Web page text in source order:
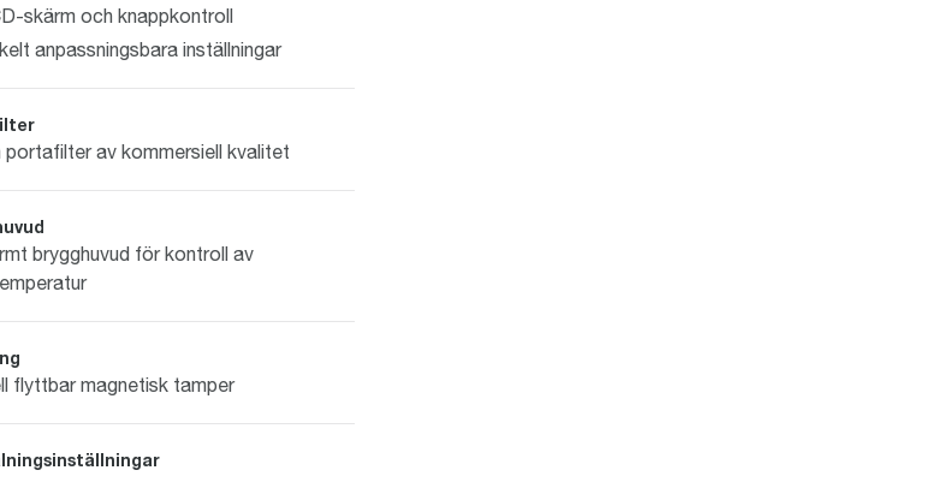
skärm och knappkontroll
anpassningsbara inställningar
portafilter av kommersiell kvalitet
brygghuvud för kontroll av
flyttbar magnetisk tamper